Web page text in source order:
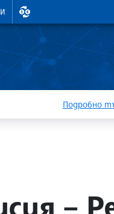
ВАЛУТНИ КУРСОВЕ
Подробно
–